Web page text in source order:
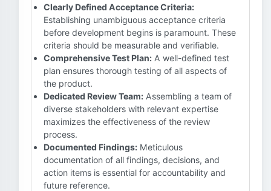
Clearly Defined Acceptance Criteria:
Establishing unambiguous acceptance criteria
before development begins is paramount. These
criteria should be measurable and verifiable.
Comprehensive Test Plan: A well-defined test
plan ensures thorough testing of all aspects of
the product.
Dedicated Review Team: Assembling a team of
diverse stakeholders with relevant expertise
maximizes the effectiveness of the review
process.
Documented Findings: Meticulous
documentation of all findings, decisions, and
action items is essential for accountability and
future reference.